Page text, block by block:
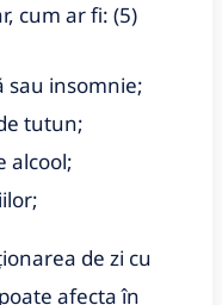
cum ar fi: (5)
sau insomnie;
tutun;
alcool;
de zi cu
afecta în